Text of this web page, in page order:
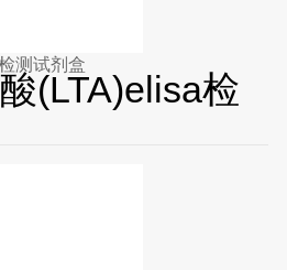
测试剂盒
(LTA)elisa检